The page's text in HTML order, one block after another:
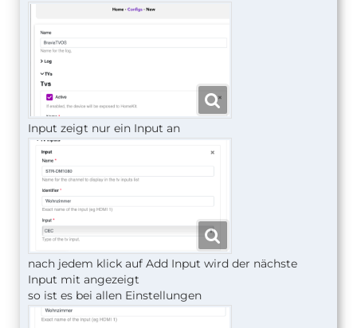
Input zeigt nur ein Input an
nach jedem klick auf Add Input wird der nächste
Input mit angezeigt
so ist es bei allen Einstellungen